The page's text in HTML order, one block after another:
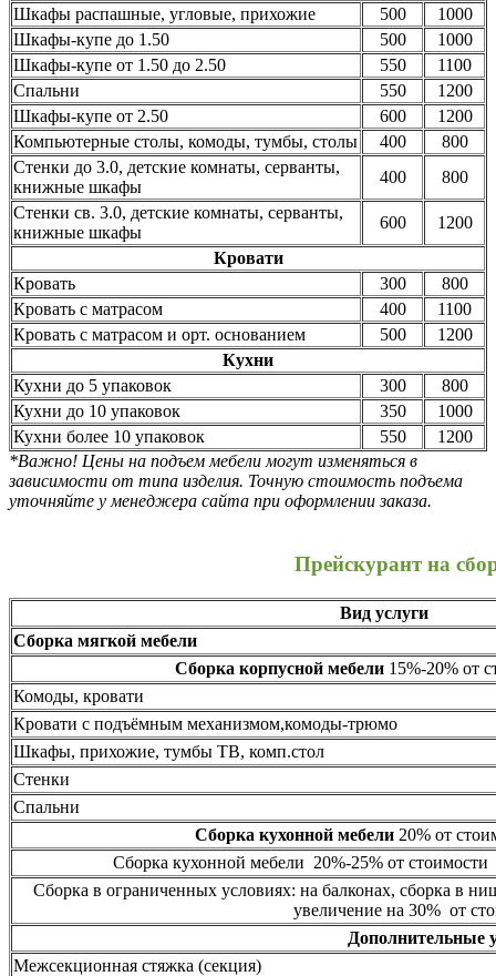
Шкафы распашные, угловые, прихожие
500
1000
Шкафы-купе до 1.50
500
1000
Шкафы-купе от 1.50 до 2.50
550
1100
Спальни
550
1200
Шкафы-купе от 2.50
600
1200
Компьютерные столы, комоды, тумбы, столы
400
800
Стенки до 3.0, детские комнаты, серванты,
книжные шкафы
400
800
Стенки св. 3.0, детские комнаты, серванты,
книжные шкафы
600
1200
Кровати
Кровать
300
800
Кровать с матрасом
400
1100
Кровать с матрасом и орт. основанием
500
1200
Кухни
Кухни до 5 упаковок
300
800
Кухни до 10 упаковок
350
1000
Кухни более 10 упаковок
550
1200
*Важно! Цены на подъем мебели могут изменяться в
зависимости от типа изделия. Точную стоимость подъема
уточняйте у менеджера сайта при оформлении заказа.
Прейскурант на
Вид услуги
Сборка мягкой мебели
Сборка корпусной мебели15%-20% от
Комоды, кровати
Кровати с подъёмным механизмом,комоды-трюмо
Шкафы, прихожие, тумбы ТВ, комп.стол
Стенки
Спальни
Сборка кухонной мебели20% от
Сборка кухонной мебели 20%-25% от стоимости
Сборка в ограниченных условиях: на балконах, сборка в
увеличение на 30% от
Дополнительные
Межсекционная стяжка (секция)